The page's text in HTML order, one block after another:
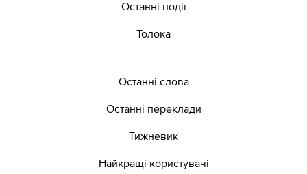
Останні події
Толока
Останні слова
Останні переклади
Тижневик
Найкращі користувачі